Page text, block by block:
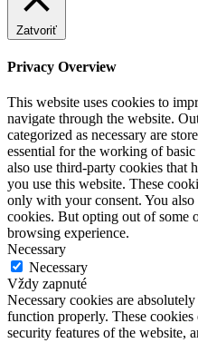
Zatvoriť
Privacy Overview
This website uses cookies to
navigate through the website.
categorized as necessary are
essential for the working of
also use third-party cookies that
you use this website. These
only with your consent. You
cookies. But opting out of some
browsing experience.
Necessary
Necessary
Vždy zapnuté
Necessary cookies are
function properly. These
security features of the website,